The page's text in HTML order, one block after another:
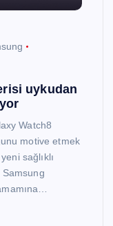
uykudan
Watch8
motive etmek
sağlıklı